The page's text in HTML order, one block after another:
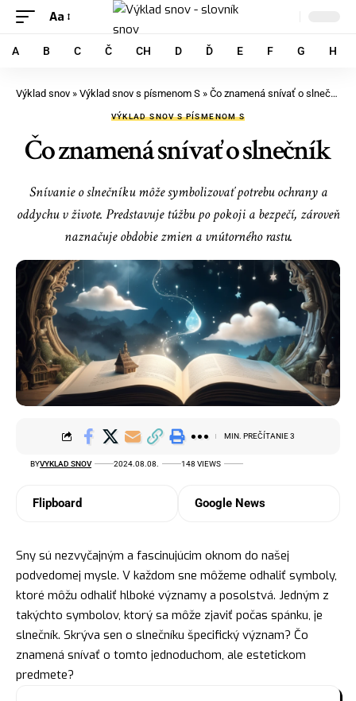
Aa
A B C Č CH D Ď E F G H
Výklad snov » Výklad snov s písmenom S » Čo znamená snívať o slnečník
VÝKLAD SNOV S PÍSMENOM S
Čo znamená snívať o slnečník
Snívanie o slnečníku môže symbolizovať potrebu ochrany a
oddychu v živote. Predstavuje túžbu po pokoji a bezpečí, zároveň
naznačuje obdobie zmien a vnútorného rastu.
BYVYKLAD SNOV 2024.08.08. 148 VIEWS
MIN. PREČÍTANIE 3
Flipboard Google News
Sny sú nezvyčajným a fascinujúcim oknom do našej
podvedomej mysle. V každom sne môžeme odhaliť symboly,
ktoré môžu odhaliť hlboké významy a posolstvá. Jedným z
takýchto symbolov, ktorý sa môže zjaviť počas spánku, je
slnečník. Skrýva sen o slnečníku špecifický význam? Čo
znamená snívať o tomto jednoduchom, ale estetickom
predmete?